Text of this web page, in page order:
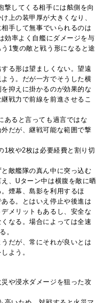
撃してくる相手には舷側を向
上の装甲厚が大きくなり、
手して無事でいられるのは
効率よく自艦にダメージを与
1隻の敵と戦う形になると途
る形は望ましくない。望遠
う。だが一方でそうした横
抑えに掛かるのが効果的な
戦力で前線を前進させるこ
あると言っても過言ではな
だが、継戦可能な範囲で撃
1枚や2枚は必要経費と割り切
敵艦隊の真ん中に突っ込む
、Uターン中は横腹を敵に晒
煙幕、島影を利用するほ
る。とはいえ停止や後進は
メリットもあるし、安全な
なる。場合によっては全速
。
だが、常にそれが良いとは
よう。
や浸水ダメージを狙った攻